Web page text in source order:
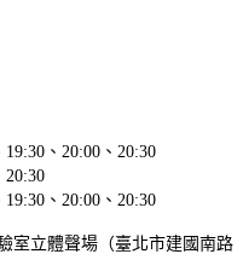
、20:00、20:30
、20:00、20:30
體聲場（臺北市建國南路